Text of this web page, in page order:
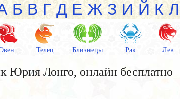
Б В Г Д Е Ж З И Й К Л
Телец Близнецы Рак Лев
Юрия Лонго, онлайн бесплатно